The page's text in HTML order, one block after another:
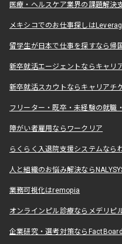
医療・ヘルスケア業界の課題解決
メキシコでのお仕事探しは
留学生が日本で仕事を探すなら帰
新卒就活エージェントならキャリ
新卒就活スカウトならキャリアチ
フリーター・既卒・未経験の就職
障がい者雇用ならワークリア
らくらく入退院支援システムなら
人と組織のお悩み解決なら
業務可視化はremopia
オンラインピル診療ならメデリピ
企業研究・選考対策なら